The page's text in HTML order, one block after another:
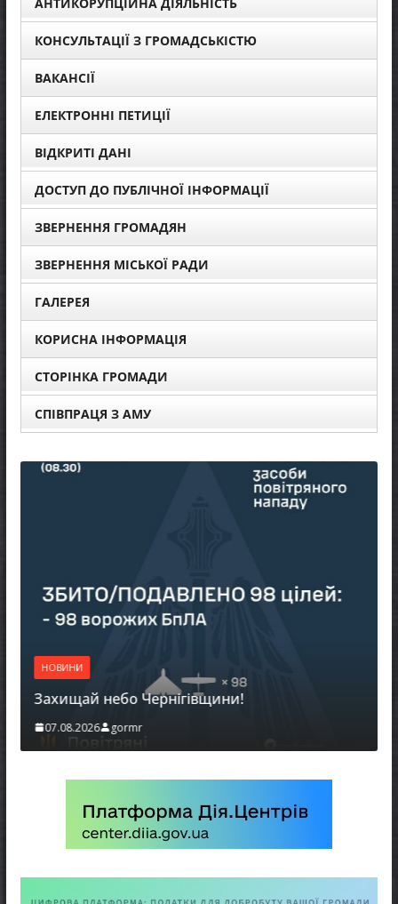
КОНСУЛЬТАЦІЇ З ГРОМАДСЬКІСТЮ
ВАКАНСІЇ
ЕЛЕКТРОННІ ПЕТИЦІЇ
ВІДКРИТІ ДАНІ
ДОСТУП ДО ПУБЛІЧНОЇ ІНФОРМАЦІЇ
ЗВЕРНЕННЯ ГРОМАДЯН
ЗВЕРНЕННЯ МІСЬКОЇ РАДИ
ГАЛЕРЕЯ
КОРИСНА ІНФОРМАЦІЯ
СТОРІНКА ГРОМАДИ
СПІВПРАЦЯ З АМУ
НОВИНИ
Захищай небо Чернігівщини!
07.08.2026 gormr